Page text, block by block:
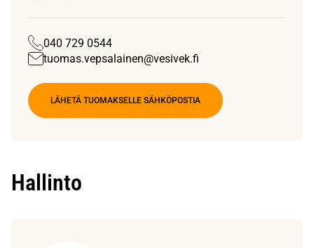
040 729 0544
tuomas.vepsalainen@vesivek.fi
LÄHETÄ TUOMAKSELLE SÄHKÖPOSTIA
Hallinto